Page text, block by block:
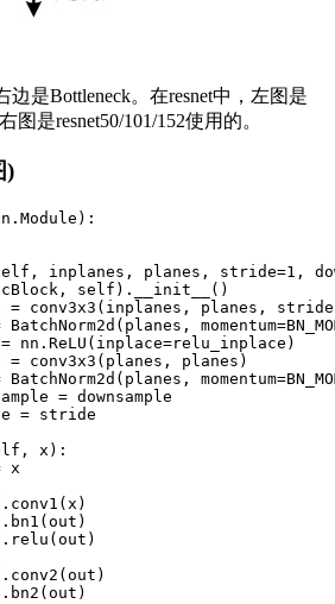
边是Bottleneck。在resnet中，左图是
图是resnet50/101/152使用的。
)
. Module ) :
, inplanes , planes , stride=1 ,
, self ) . __init__ ( )
= conv3x3 ( inplanes , planes , stride
BatchNorm2d ( planes , momentum=
= nn . ReLU ( inplace=relu_inplace )
= conv3x3 ( planes , planes )
BatchNorm2d ( planes , momentum=
= downsample
= stride
, x ) :
x
. conv1 ( x )
. bn1 ( out )
. relu ( out )
. conv2 ( out )
. bn2 ( out )